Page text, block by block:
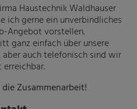
Haustechnik Waldhauser
ich gerne ein unverbindliches
Angebot vorstellen.
ganz einfach über unsere
auch telefonisch sind wir
erreichbar.
Zusammenarbeit!